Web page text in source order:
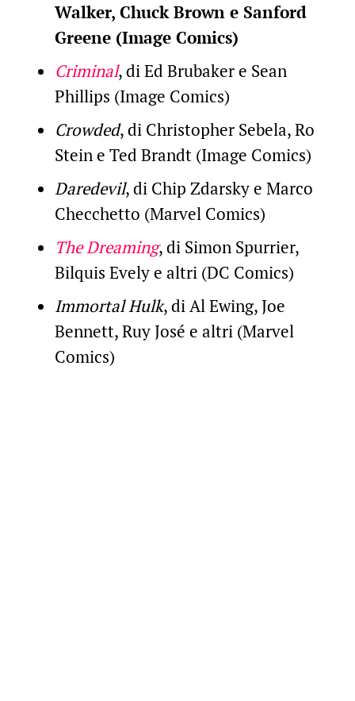
Walker, Chuck Brown e Sanford
Greene (Image Comics)
Criminal, di Ed Brubaker e Sean
Phillips (Image Comics)
Crowded, di Christopher Sebela, Ro
Stein e Ted Brandt (Image Comics)
Daredevil, di Chip Zdarsky e Marco
Checchetto (Marvel Comics)
The Dreaming, di Simon Spurrier,
Bilquis Evely e altri (DC Comics)
Immortal Hulk, di Al Ewing, Joe
Bennett, Ruy José e altri (Marvel
Comics)